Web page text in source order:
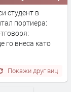
студент в
портиера:
го внеса като
Покажи друг виц